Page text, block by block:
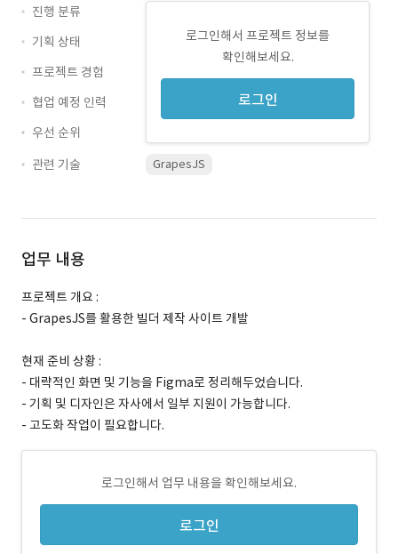
로그인해서 프로젝트 정보를
확인해보세요.
로그인
진행 분류
기획 상태
프로젝트 경험
협업 예정 인력
우선 순위
관련 기술
GrapesJS
업무 내용
프로젝트 개요 :
- GrapesJS를 활용한 빌더 제작 사이트 개발
현재 준비 상황 :
- 대략적인 화면 및 기능을 Figma로 정리해두었습니다.
- 기획 및 디자인은 자사에서 일부 지원이 가능합니다.
- 고도화 작업이 필요합니다.
로그인해서 업무 내용을 확인해보세요.
로그인